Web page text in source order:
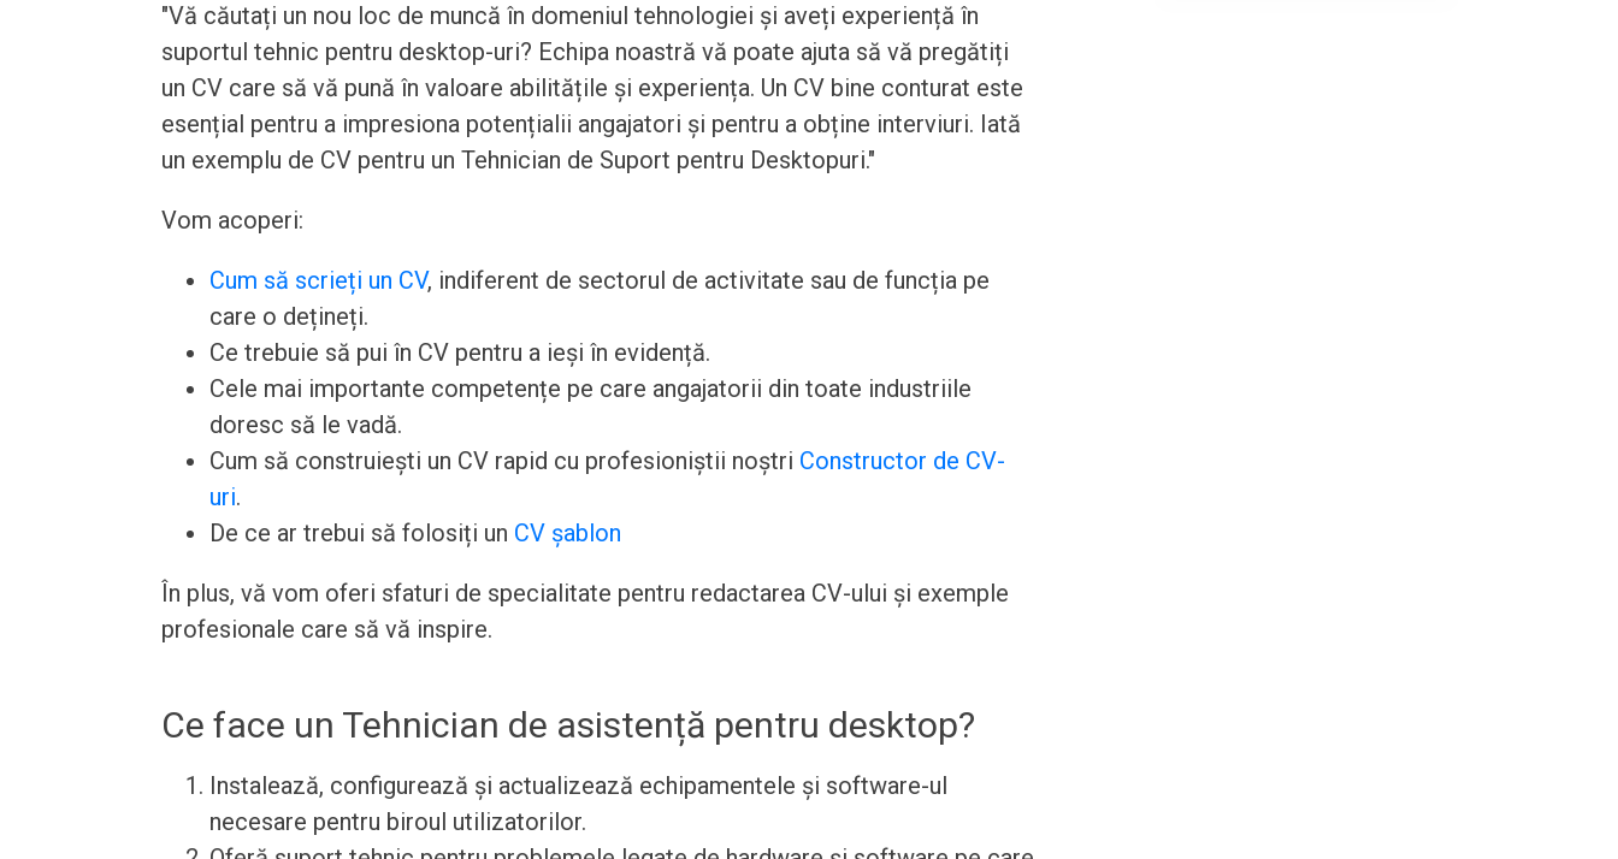
"Vă căutați un nou loc de muncă în domeniul tehnologiei și aveți experiență în
suportul tehnic pentru desktop-uri? Echipa noastră vă poate ajuta să vă pregătiți
un CV care să vă pună în valoare abilitățile și experiența. Un CV bine conturat este
esențial pentru a impresiona potențialii angajatori și pentru a obține interviuri. Iată
un exemplu de CV pentru un Tehnician de Suport pentru Desktopuri."
Vom acoperi:
Cum să scrieți un CV, indiferent de sectorul de activitate sau de funcția pe
care o dețineți.
Ce trebuie să pui în CV pentru a ieși în evidență.
Cele mai importante competențe pe care angajatorii din toate industriile
doresc să le vadă.
Cum să construiești un CV rapid cu profesioniștii noștri Constructor de CV-
uri.
De ce ar trebui să folosiți un CV șablon
În plus, vă vom oferi sfaturi de specialitate pentru redactarea CV-ului și exemple
profesionale care să vă inspire.
Ce face un Tehnician de asistență pentru desktop?
Instalează, configurează și actualizează echipamentele și software-ul
necesare pentru biroul utilizatorilor.